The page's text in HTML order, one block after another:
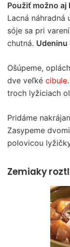
Použiť možno aj
Lacná náhradná
sóje sa pri
chutná. Udeninu
Ošúpeme,
dve veľké cibule
troch lyžiciach
Pridáme
Zasypeme
polovicou
Zemiaky